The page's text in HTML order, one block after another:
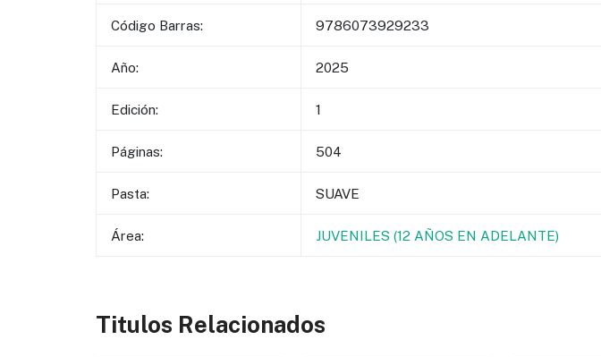
Código Barras: 9786073929233
Año: 2025
Edición: 1
Páginas: 504
Pasta: SUAVE
Área: JUVENILES (12 AÑOS EN ADELANTE)
Titulos Relacionados